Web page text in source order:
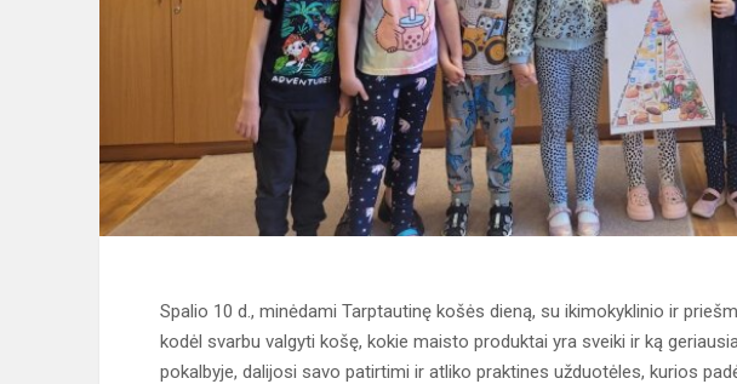
Spalio 10 d., minėdami Tarptautinę košės dieną, su ikimokyklinio ir
kodėl svarbu valgyti košę, kokie maisto produktai yra sveiki ir ką
pokalbyje, dalijosi savo patirtimi ir atliko praktines užduotėles, kurios